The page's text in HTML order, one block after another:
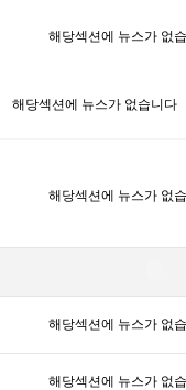
해당섹션에 뉴스가 없
해당섹션에 뉴스가 없습니다
해당섹션에 뉴스가 없
해당섹션에 뉴스가 없
해당섹션에 뉴스가 없